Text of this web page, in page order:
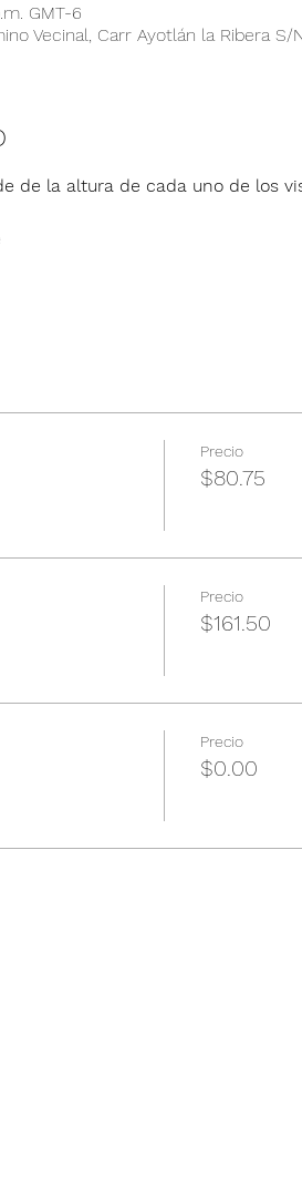
GMT-6
Vecinal, Carr Ayotlán la Ribera S/
de la altura de cada uno de los
Precio
$80.75
Precio
$161.50
Precio
$0.00